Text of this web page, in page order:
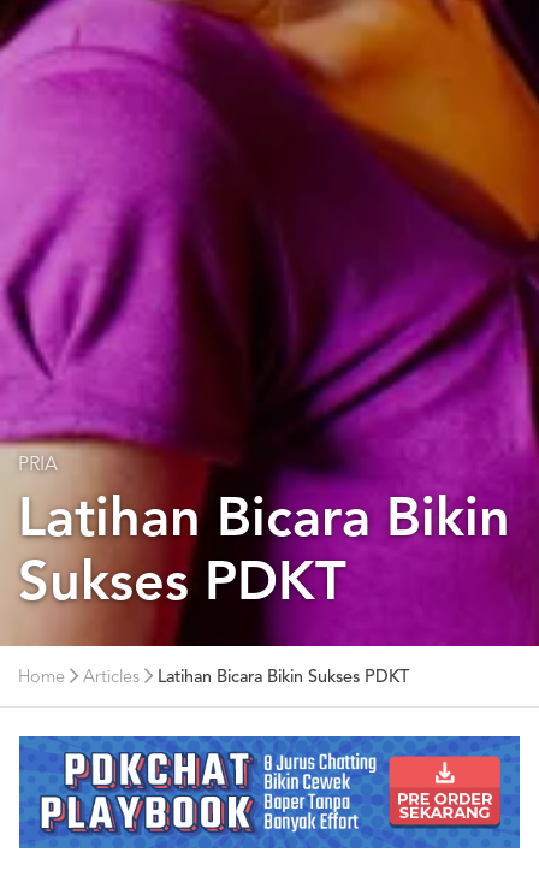
PRIA
Latihan Bicara Bikin
Sukses PDKT
Home Articles Latihan Bicara Bikin Sukses PDKT